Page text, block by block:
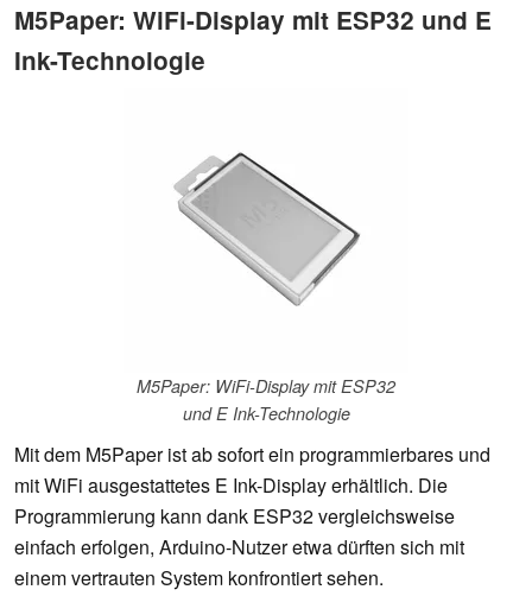
M5Paper: WiFi-Display mit ESP32 und E
Ink-Technologie
M5Paper: WiFi-Display mit ESP32
und E Ink-Technologie
Mit dem M5Paper ist ab sofort ein programmierbares und
mit WiFi ausgestattetes E Ink-Display erhältlich. Die
Programmierung kann dank ESP32 vergleichsweise
einfach erfolgen, Arduino-Nutzer etwa dürften sich mit
einem vertrauten System konfrontiert sehen.